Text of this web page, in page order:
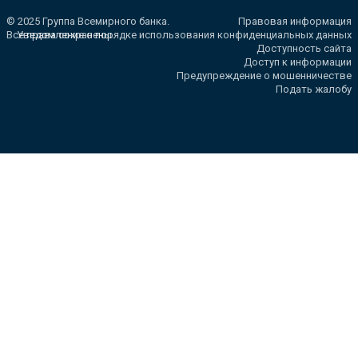
© 2025 Группа Всемирного банка.
Все права сохранены.
Правовая информация
Уведомление о порядке использования конфиденциальных данных
Доступность сайта
Доступ к информации
Предупреждение о мошенничестве
Подать жалобу